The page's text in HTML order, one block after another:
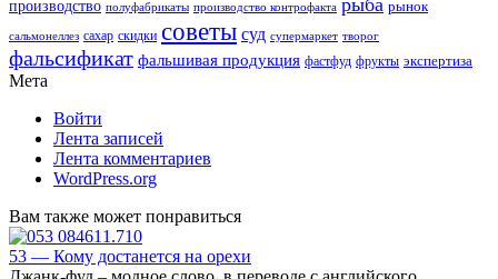
производство полуфабрикаты производство контрофакта рынок
сальмонеллез сахар скидки советы суд супермаркет творог
фальсификат фальшивая продукция фастфуд фрукты экспертиза
Мета
Войти
Лента записей
Лента комментариев
WordPress.org
Вам также может понравиться
53 — Кому достанется на орехи